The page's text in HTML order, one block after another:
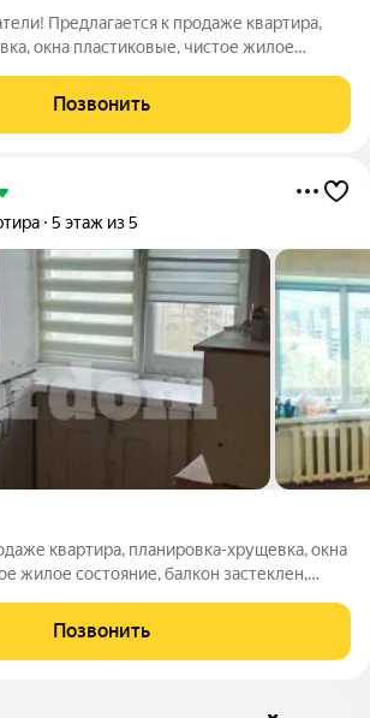
Предлагается к продаже квартира,
окна пластиковые, чистое жилое
В шаговой доступности остановки
Позвонить
5 этаж из 5
квартира, планировка-хрущевка, окна
жилое состояние, балкон застеклен,
на полу линолеум, радиаторы отопления
санузел
Позвонить